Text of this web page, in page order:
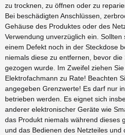
zu trocknen, zu öffnen oder zu
Bei beschädigten Anschlüssen,
Gehäuse des Produktes oder des
Verwendung unverzüglich ein. Sollten
einem Defekt noch in der Steckdose
niemals diese zu entfernen, bevor
gezogen wurde. Im Zweifel ziehen
Elektrofachmann zu Rate! Beachten
angegeben Grenzwerte! Es darf nur
betrieben werden. Es eignet sich
anderer elektronischer Geräte wie
das Produkt niemals während dieses
und das Bedienen des Netzteiles und